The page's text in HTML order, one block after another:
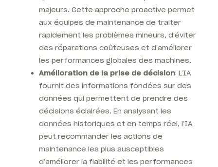
majeurs. Cette approche proactive permet
aux équipes de maintenance de traiter
rapidement les problèmes mineurs, d’éviter
des réparations coûteuses et d’améliorer
les performances globales des machines.
Amélioration de la prise de décision: L’IA
fournit des informations fondées sur des
données qui permettent de prendre des
décisions éclairées. En analysant les
données historiques et en temps réel, l’IA
peut recommander les actions de
maintenance les plus susceptibles
d’améliorer la fiabilité et les performances